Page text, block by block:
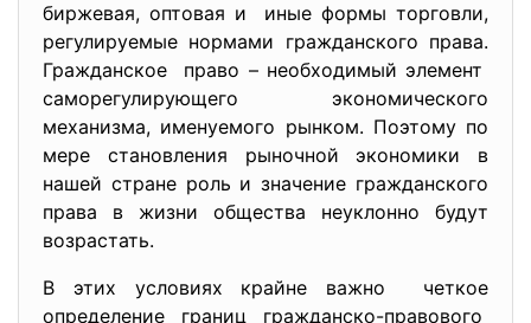
биржевая, оптовая и иные формы торговли,
регулируемые нормами гражданского права.
Гражданское право – необходимый элемент
саморегулирующего экономического
механизма, именуемого рынком. Поэтому по
мере становления рыночной экономики в
нашей стране роль и значение гражданского
права в жизни общества неуклонно будут
возрастать.
В этих условиях крайне важно четкое
определение границ гражданско-правового